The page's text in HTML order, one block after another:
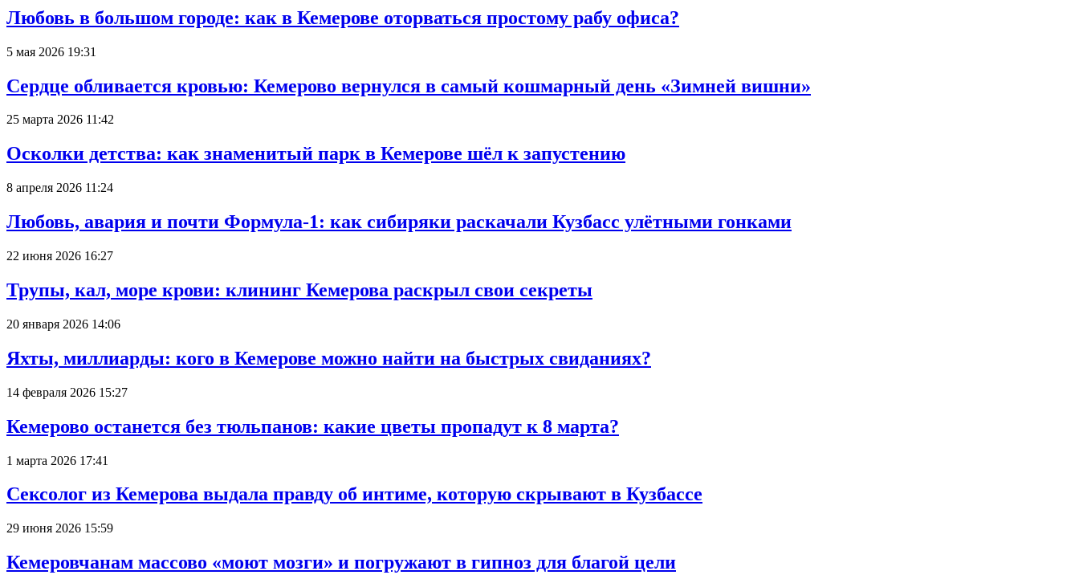
Любовь в большом городе: как в Кемерове оторваться простому рабу офиса?
5 мая 2026 19:31
Сердце обливается кровью: Кемерово вернулся в самый кошмарный день «Зимней вишни»
25 марта 2026 11:42
Осколки детства: как знаменитый парк в Кемерове шёл к запустению
8 апреля 2026 11:24
Любовь, авария и почти Формула-1: как сибиряки раскачали Кузбасс улётными гонками
22 июня 2026 16:27
Трупы, кал, море крови: клининг Кемерова раскрыл свои секреты
20 января 2026 14:06
Яхты, миллиарды: кого в Кемерове можно найти на быстрых свиданиях?
14 февраля 2026 15:27
Кемерово останется без тюльпанов: какие цветы пропадут к 8 марта?
1 марта 2026 17:41
Сексолог из Кемерова выдала правду об интиме, которую скрывают в Кузбассе
29 июня 2026 15:59
Кемеровчанам массово «моют мозги» и погружают в гипноз для благой цели